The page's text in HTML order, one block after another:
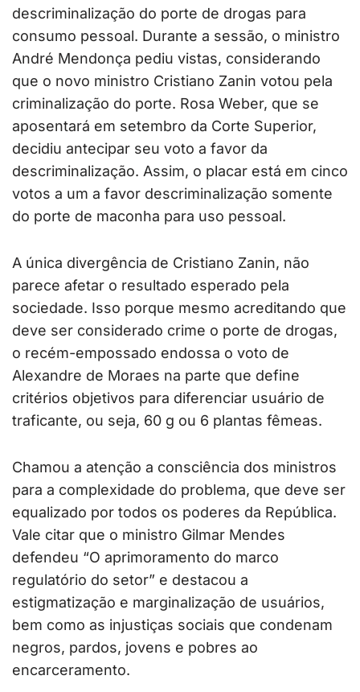
descriminalização do porte de drogas para
consumo pessoal. Durante a sessão, o ministro
André Mendonça pediu vistas, considerando
que o novo ministro Cristiano Zanin votou pela
criminalização do porte. Rosa Weber, que se
aposentará em setembro da Corte Superior,
decidiu antecipar seu voto a favor da
descriminalização. Assim, o placar está em cinco
votos a um a favor descriminalização somente
do porte de maconha para uso pessoal.
A única divergência de Cristiano Zanin, não
parece afetar o resultado esperado pela
sociedade. Isso porque mesmo acreditando que
deve ser considerado crime o porte de drogas,
o recém-empossado endossa o voto de
Alexandre de Moraes na parte que define
critérios objetivos para diferenciar usuário de
traficante, ou seja, 60 g ou 6 plantas fêmeas.
Chamou a atenção a consciência dos ministros
para a complexidade do problema, que deve ser
equalizado por todos os poderes da República.
Vale citar que o ministro Gilmar Mendes
defendeu “O aprimoramento do marco
regulatório do setor” e destacou a
estigmatização e marginalização de usuários,
bem como as injustiças sociais que condenam
negros, pardos, jovens e pobres ao
encarceramento.